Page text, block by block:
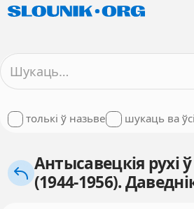
толькі ў назьве шукаць ва
Антысавецкія рухі
(1944-1956).